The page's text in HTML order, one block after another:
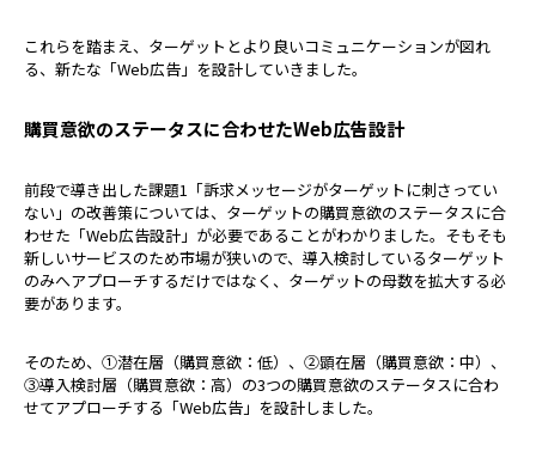
これらを踏まえ、ターゲットとより良いコミュニケーションが図れ
る、新たな「Web広告」を設計していきました。
購買意欲のステータスに合わせたWeb広告設計
前段で導き出した課題1「訴求メッセージがターゲットに刺さってい
ない」の改善策については、ターゲットの購買意欲のステータスに合
わせた「Web広告設計」が必要であることがわかりました。そもそも
新しいサービスのため市場が狭いので、導入検討しているターゲット
のみへアプローチするだけではなく、ターゲットの母数を拡大する必
要があります。
そのため、①潜在層（購買意欲：低）、②顕在層（購買意欲：中）、
③導入検討層（購買意欲：高）の3つの購買意欲のステータスに合わ
せてアプローチする「Web広告」を設計しました。